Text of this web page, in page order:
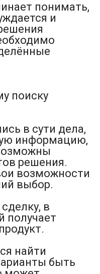
понимать,
и
поиску
в сути дела,
информацию,
решения.
возможности
выбор.
в
получает
найти
быть